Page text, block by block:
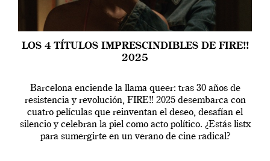
LOS 4 TÍTULOS IMPRESCINDIBLES DE FIRE!!
2025
Barcelona enciende la llama queer: tras 30 años de
resistencia y revolución, FIRE!! 2025 desembarca con
cuatro películas que reinventan el deseo, desafían el
silencio y celebran la piel como acto político. ¿Estás listx
para sumergirte en un verano de cine radical?